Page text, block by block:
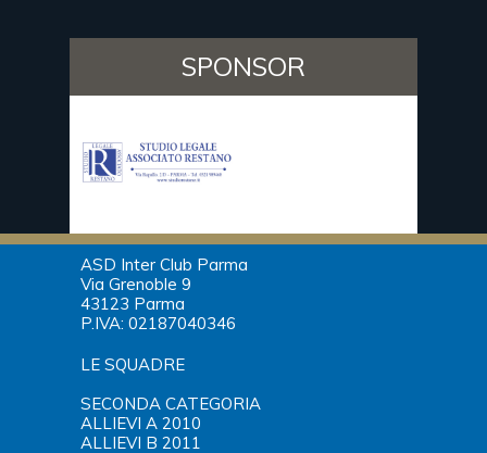
SPONSOR
ASD Inter Club Parma
Via Grenoble 9
43123 Parma
P.IVA: 02187040346
LE SQUADRE
SECONDA CATEGORIA
ALLIEVI A 2010
ALLIEVI B 2011